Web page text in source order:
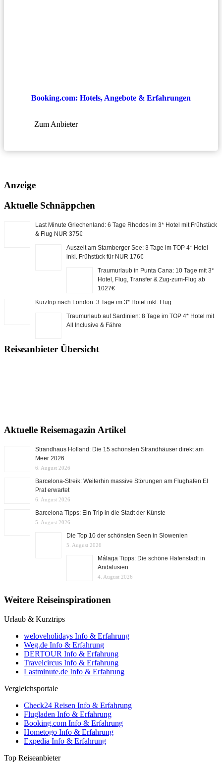
Booking.com: Hotels, Angebote & Erfahrungen
Zum Anbieter
Anzeige
Aktuelle Schnäppchen
Last Minute Griechenland: 6 Tage Rhodos im 3* Hotel mit Frühstück
& Flug NUR 375€
Auszeit am Starnberger See: 3 Tage im TOP 4* Hotel
inkl. Frühstück für NUR 176€
Traumurlaub in Punta Cana: 10 Tage mit 3*
Hotel, Flug, Transfer & Zug-zum-Flug ab
1027€
Kurztrip nach London: 3 Tage im 3* Hotel inkl. Flug
Traumurlaub auf Sardinien: 8 Tage im TOP 4* Hotel mit
All Inclusive & Fähre
Reiseanbieter Übersicht
Aktuelle Reisemagazin Artikel
Strandhaus Holland: Die 15 schönsten Strandhäuser direkt am
Meer 2026
6. August 2026
Barcelona-Streik: Weiterhin massive Störungen am Flughafen El
Prat erwartet
6. August 2026
Barcelona Tipps: Ein Trip in die Stadt der Künste
5. August 2026
Die Top 10 der schönsten Seen in Slowenien
5. August 2026
Málaga Tipps: Die schöne Hafenstadt in
Andalusien
4. August 2026
Weitere Reiseinspirationen
Urlaub & Kurztrips
weloveholidays Info & Erfahrung
Weg.de Info & Erfahrung
DERTOUR Info & Erfahrung
Travelcircus Info & Erfahrung
Lastminute.de Info & Erfahrung
Vergleichsportale
Check24 Reisen Info & Erfahrung
Flugladen Info & Erfahrung
Booking.com Info & Erfahrung
Hometogo Info & Erfahrung
Expedia Info & Erfahrung
Top Reiseanbieter